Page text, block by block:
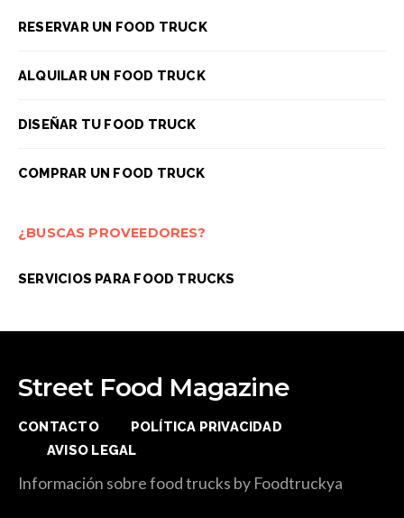
RESERVAR UN FOOD TRUCK
ALQUILAR UN FOOD TRUCK
DISEÑAR TU FOOD TRUCK
COMPRAR UN FOOD TRUCK
¿BUSCAS PROVEEDORES?
SERVICIOS PARA FOOD TRUCKS
Street Food Magazine
CONTACTO
POLÍTICA PRIVACIDAD
AVISO LEGAL
Información sobre food trucks by Foodtruckya